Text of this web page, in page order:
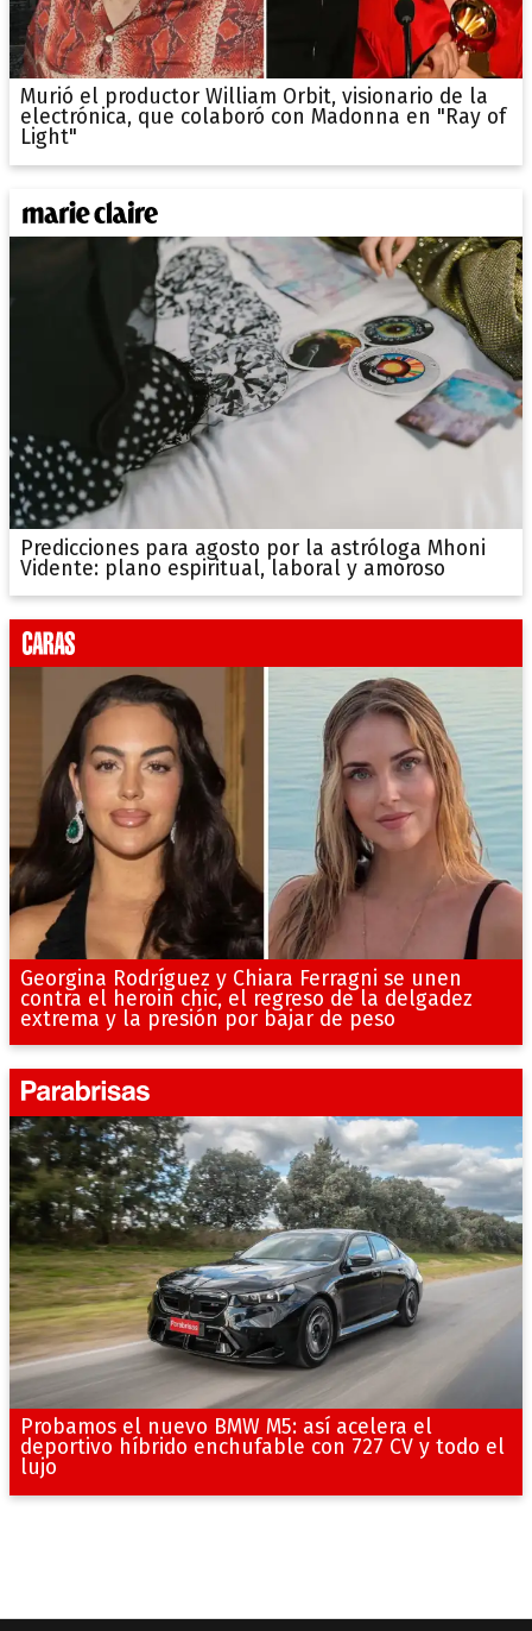
Murió el productor William Orbit, visionario de la
electrónica, que colaboró con Madonna en "Ray of
Light"
Predicciones para agosto por la astróloga Mhoni
Vidente: plano espiritual, laboral y amoroso
Georgina Rodríguez y Chiara Ferragni se unen
contra el heroin chic, el regreso de la delgadez
extrema y la presión por bajar de peso
Probamos el nuevo BMW M5: así acelera el
deportivo híbrido enchufable con 727 CV y todo el
lujo